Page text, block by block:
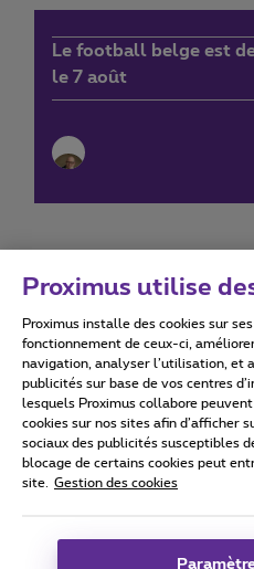
Le football belge est
le 7 août
Conditions d'utilisation
Tous droits réservés. © 2026
Conditions générales, info
Coordonnées de l’entreprise
Proximus utilise
Proximus installe des cookies sur
fonctionnement de ceux-ci,
navigation, analyser l’utilisation, et
publicités sur base de vos centres
lesquels Proximus collabore
cookies sur nos sites afin d’afficher
sociaux des publicités susceptibles
blocage de certains cookies peut
site.
Gestion des cookies